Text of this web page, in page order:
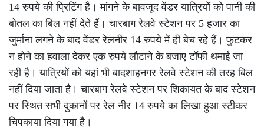
14 रुपये की प्रिटिंग है। मांगने के बावजूद वेंडर यात्रियों को पानी की
बोतल का बिल नहीं देते हैं। चारबाग रेलवे स्टेशन पर 5 हजार का
जुर्माना लगने के बाद वेंडर रेलनीर 14 रुपये में ही बेच रहे हैं। फुटकर
न होने का हवाला देकर एक रुपये लौटाने के बजाए टॉफी थमाई जा
रही है। यात्रियों को यहां भी बादशाहनगर रेलवे स्टेशन की तरह बिल
नहीं दिया जाता है। चारबाग रेलवे स्टेशन पर शिकायत के बाद स्टेशन
पर स्थित सभी दुकानों पर रेल नीर 14 रुपये का लिखा हुआ स्टीकर
चिपकाया दिया गया है।